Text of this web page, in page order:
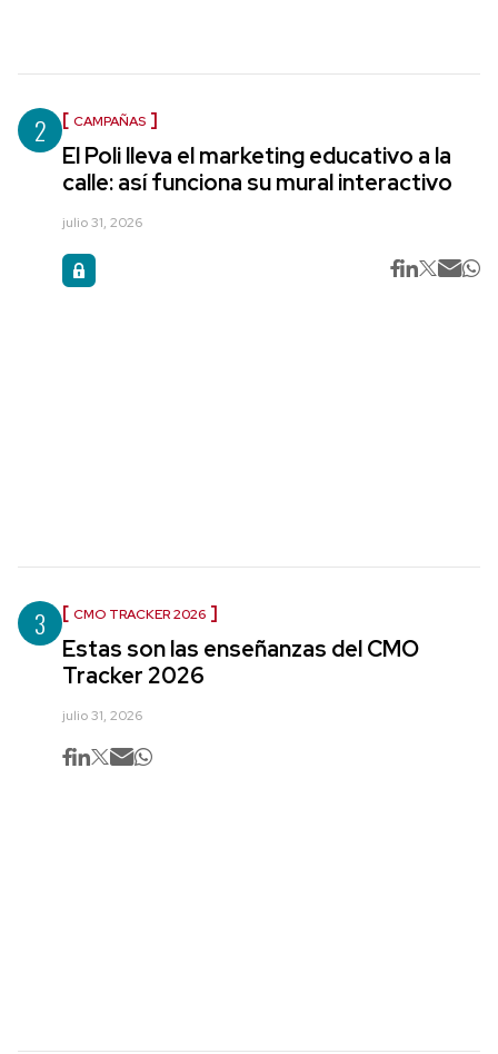
2 CAMPAÑAS
El Poli lleva el marketing educativo a la
calle: así funciona su mural interactivo
julio 31, 2026
3 CMO TRACKER 2026
Estas son las enseñanzas del CMO
Tracker 2026
julio 31, 2026